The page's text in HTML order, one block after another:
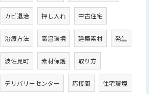
カビ退治 押し入れ 中古住宅
治療方法 高温環境 建築素材 発生
波佐見町 素材保護 取り方
デリバリーセンター 応接間 住宅環境